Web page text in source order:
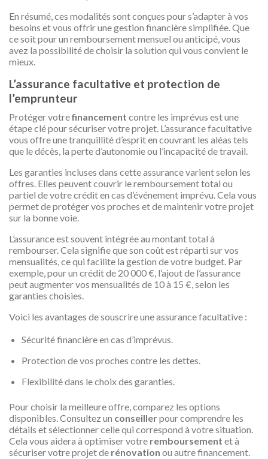
En résumé, ces modalités sont conçues pour s’adapter à vos
besoins et vous offrir une gestion financière simplifiée. Que
ce soit pour un remboursement mensuel ou anticipé, vous
avez la possibilité de choisir la solution qui vous convient le
mieux.
L’assurance facultative et protection de
l’emprunteur
Protéger votrefinancement contre les imprévus est une
étape clé pour sécuriser votre projet. L’assurance facultative
vous offre une tranquillité d’esprit en couvrant les aléas tels
que le décès, la perte d’autonomie ou l’incapacité de travail.
Les garanties incluses dans cette assurance varient selon les
offres. Elles peuvent couvrir le remboursement total ou
partiel de votre crédit en cas d’événement imprévu. Cela vous
permet de protéger vos proches et de maintenir votre projet
sur la bonne voie.
L’assurance est souvent intégrée au montant total à
rembourser. Cela signifie que son coût est réparti sur vos
mensualités, ce qui facilite la gestion de votre budget. Par
exemple, pour un crédit de 20 000 €, l’ajout de l’assurance
peut augmenter vos mensualités de 10 à 15 €, selon les
garanties choisies.
Voici les avantages de souscrire une assurance facultative :
Sécurité financière en cas d’imprévus.
Protection de vos proches contre les dettes.
Flexibilité dans le choix des garanties.
Pour choisir la meilleure offre, comparez les options
disponibles. Consultez un conseillerpour comprendre les
détails et sélectionner celle qui correspond à votre situation.
Cela vous aidera à optimiser votre remboursement et à
sécuriser votre projet de rénovation ou autre financement.